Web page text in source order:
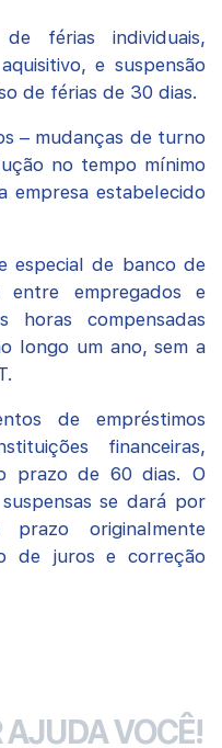
férias individuais,
e suspensão
de férias de 30 dias.
– mudanças de turno
no tempo mínimo
empresa estabelecido
especial de banco de
entre empregados e
horas compensadas
longo um ano, sem a
de empréstimos
financeiras,
prazo de 60 dias. O
se dará por
originalmente
de juros e correção
VOCÊ!